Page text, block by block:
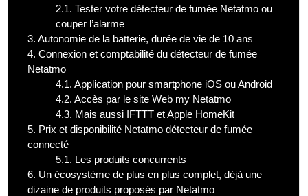
2.1. Tester votre détecteur de fumée Netatmo ou
couper l’alarme
3. Autonomie de la batterie, durée de vie de 10 ans
4. Connexion et comptabilité du détecteur de fumée
Netatmo
4.1. Application pour smartphone iOS ou Android
4.2. Accès par le site Web my Netatmo
4.3. Mais aussi IFTTT et Apple HomeKit
5. Prix et disponibilité Netatmo détecteur de fumée
connecté
5.1. Les produits concurrents
6. Un écosystème de plus en plus complet, déjà une
dizaine de produits proposés par Netatmo